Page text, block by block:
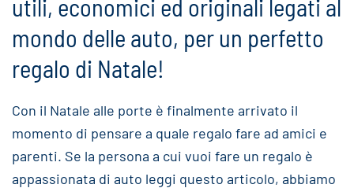
utili, economici ed originali legati al
mondo delle auto, per un perfetto
regalo di Natale!
Con il Natale alle porte è finalmente arrivato il
momento di pensare a quale regalo fare ad amici e
parenti. Se la persona a cui vuoi fare un regalo è
appassionata di auto leggi questo articolo, abbiamo